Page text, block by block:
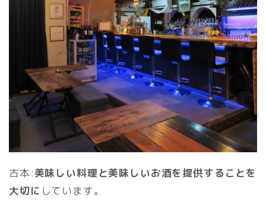
古本:美味しい料理と美味しいお酒を提供することを
大切に しています。